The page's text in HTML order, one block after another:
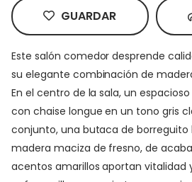
GUARDAR
Este salón comedor desprende
su elegante combinación de
En el centro de la sala, un
con chaise longue en un tono gris
conjunto, una butaca de
madera maciza de fresno, de
acentos amarillos aportan vitalidad